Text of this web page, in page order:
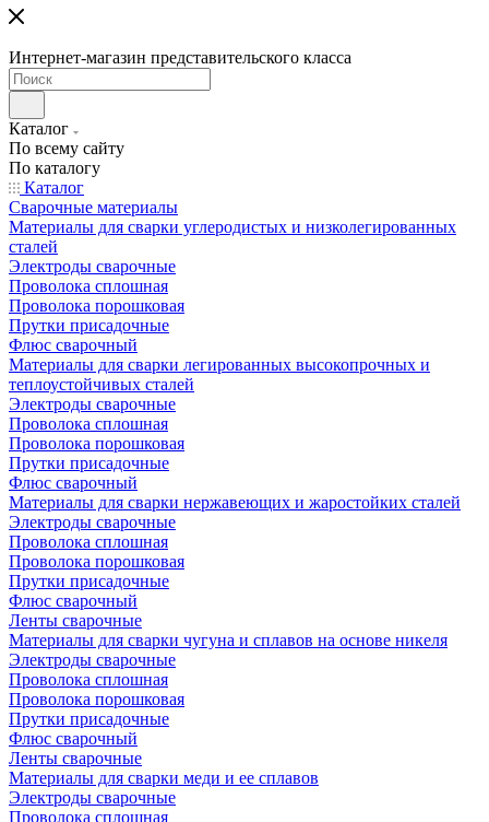
Интернет-магазин представительского класса
Каталог
По всему сайту
По каталогу
Каталог
Сварочные материалы
Материалы для сварки углеродистых и низколегированных
сталей
Электроды сварочные
Проволока сплошная
Проволока порошковая
Прутки присадочные
Флюс сварочный
Материалы для сварки легированных высокопрочных и
теплоустойчивых сталей
Электроды сварочные
Проволока сплошная
Проволока порошковая
Прутки присадочные
Флюс сварочный
Материалы для сварки нержавеющих и жаростойких сталей
Электроды сварочные
Проволока сплошная
Проволока порошковая
Прутки присадочные
Флюс сварочный
Ленты сварочные
Материалы для сварки чугуна и сплавов на основе никеля
Электроды сварочные
Проволока сплошная
Проволока порошковая
Прутки присадочные
Флюс сварочный
Ленты сварочные
Материалы для сварки меди и ее сплавов
Электроды сварочные
Проволока сплошная